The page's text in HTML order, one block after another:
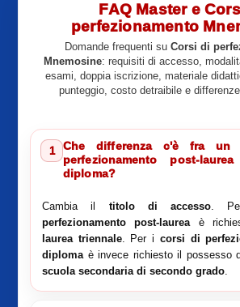
FAQ Master e
perfezionamento
Domande frequenti su Corsi di
Mnemosine: requisiti di accesso,
esami, doppia iscrizione, materiale
punteggio, costo detraibile e
1
Che differenza c'è fra un
perfezionamento post-
diploma?
Cambia il titolo di accesso.
perfezionamento post-laureaè
laurea triennale. Per i corsi di
diplomaè invece richiesto il possesso
scuola secondaria di secondo grado.